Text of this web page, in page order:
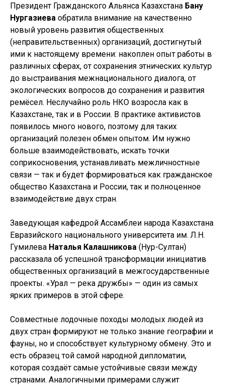
Президент Гражданского Альянса Казахстана Бану
Нургазиева обратила внимание на качественно
новый уровень развития общественных
(неправительственных) организаций, достигнутый
ими к настоящему времени: накоплен опыт работы в
различных сферах, от сохранения этнических культур
до выстраивания межнационального диалога, от
экологических вопросов до сохранения и развития
ремёсел. Неслучайно роль НКО возросла как в
Казахстане, так и в России. В практике активистов
появилось много нового, поэтому для таких
организаций полезен обмен опытом. Им нужно
больше взаимодействовать, искать точки
соприкосновения, устанавливать межличностные
связи — так и будет формироваться как гражданское
общество Казахстана и России, так и полноценное
взаимодействие двух стран.
Заведующая кафедрой Ассамблеи народа Казахстана
Евразийского национального университета им. Л.Н.
Гумилева Наталья Калашникова (Нур-Султан)
рассказала об успешной трансформации инициатив
общественных организаций в межгосударственные
проекты. «Урал — река дружбы» — один из самых
ярких примеров в этой сфере.
Совместные лодочные походы молодых людей из
двух стран формируют не только знание географии и
фауны, но и способствует культурному обмену. Это и
есть образец той самой народной дипломатии,
которая создаёт самые устойчивые связи между
странами. Аналогичными примерами служит